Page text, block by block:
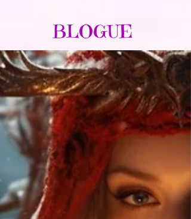
BLOGUE